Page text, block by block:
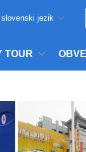
TOUR
slovenski jezik